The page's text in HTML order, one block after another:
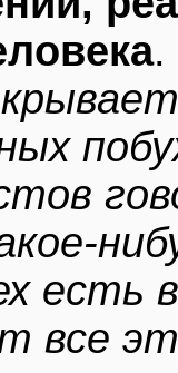
.
есть
все